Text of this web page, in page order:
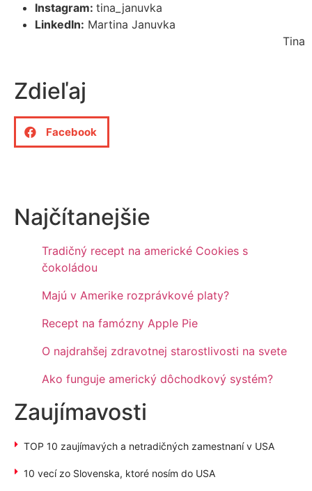
Instagram: tina_januvka
LinkedIn: Martina Januvka
Tina
Zdieľaj
Facebook
Najčítanejšie
Tradičný recept na americké Cookies s
čokoládou
Majú v Amerike rozprávkové platy?
Recept na famózny Apple Pie
O najdrahšej zdravotnej starostlivosti na svete
Ako funguje americký dôchodkový systém?
Zaujímavosti
TOP 10 zaujímavých a netradičných zamestnaní v USA
10 vecí zo Slovenska, ktoré nosím do USA